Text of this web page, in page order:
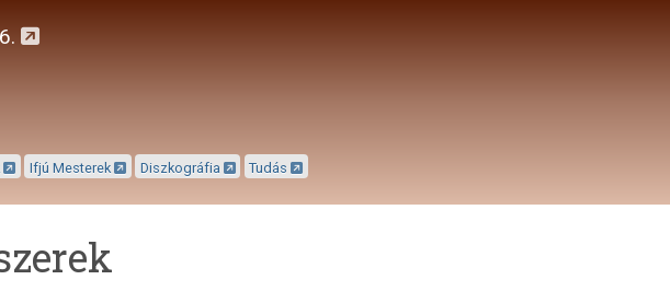
Ifjú Mesterek Diszkográfia Tudás